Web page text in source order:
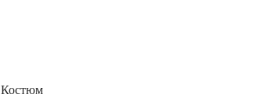
Костюм